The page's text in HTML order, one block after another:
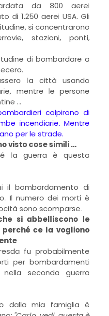
da 800 aerei
di 1.250 aerei USA. Gli
si concentrarono
stazioni, ponti,
di bombardare a
la città usando
mentre le persone
...
colpirono di
incendiarie. Mentre
per le strade.
visto cose simili …
la guerra è questa
il bombardamento di
Il numero dei morti è
sono scomparse.
si abbelliscono le
ce la vogliono
fu probabilmente
per bombardamenti
seconda guerra
dalla mia famiglia è